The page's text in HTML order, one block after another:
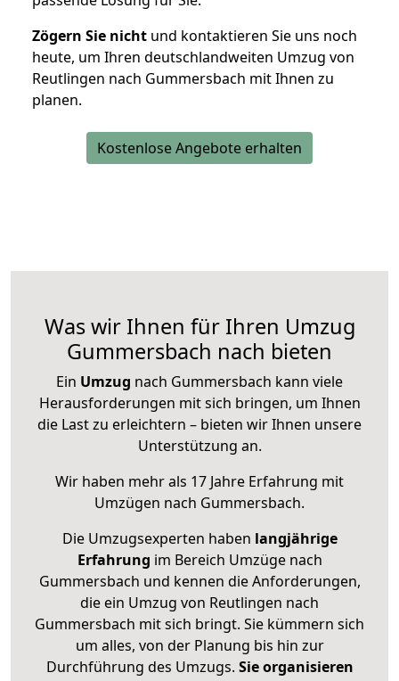
Zögern Sie nicht und kontaktieren Sie uns noch
heute, um Ihren deutschlandweiten Umzug von
Reutlingen nach Gummersbach mit Ihnen zu
planen.
Kostenlose Angebote erhalten
Was wir Ihnen für Ihren Umzug
Gummersbach nach bieten
Ein Umzug nach Gummersbach kann viele
Herausforderungen mit sich bringen, um Ihnen
die Last zu erleichtern – bieten wir Ihnen unsere
Unterstützung an.
Wir haben mehr als 17 Jahre Erfahrung mit
Umzügen nach Gummersbach.
Die Umzugsexperten haben langjährige
Erfahrung im Bereich Umzüge nach
Gummersbach und kennen die Anforderungen,
die ein Umzug von Reutlingen nach
Gummersbach mit sich bringt. Sie kümmern sich
um alles, von der Planung bis hin zur
Durchführung des Umzugs. Sie organisieren